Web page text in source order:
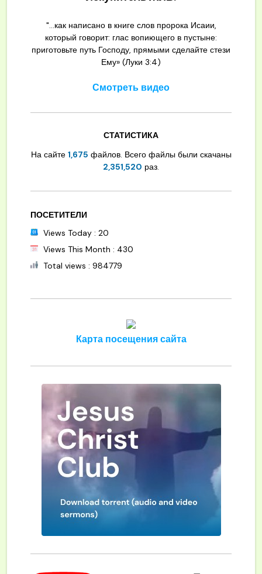
"...как написано в книге слов пророка Исаии,
который говорит: глас вопиющего в пустыне:
приготовьте путь Господу, прямыми сделайте стези
Ему» (Луки 3:4)
Смотреть видео
СТАТИСТИКА
На сайте 1,675 файлов. Всего файлы были скачаны
2,351,520 раз.
ПОСЕТИТЕЛИ
Views Today : 20
Views This Month : 430
Total views : 984779
Карта посещения сайта